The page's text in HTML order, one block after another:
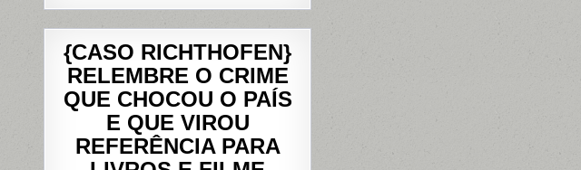
{CASO RICHTHOFEN}
RELEMBRE O CRIME
QUE CHOCOU O PAÍS
E QUE VIROU
REFERÊNCIA PARA